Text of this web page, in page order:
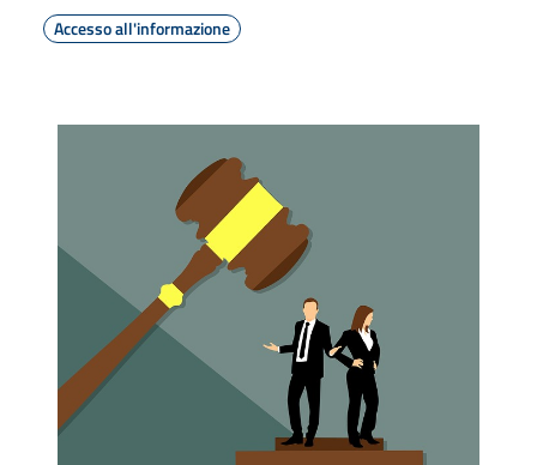
Accesso all'informazione